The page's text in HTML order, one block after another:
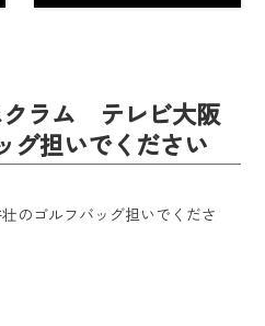
クラム テレビ大阪
グ担いでください
のゴルフバッグ担いでくださ